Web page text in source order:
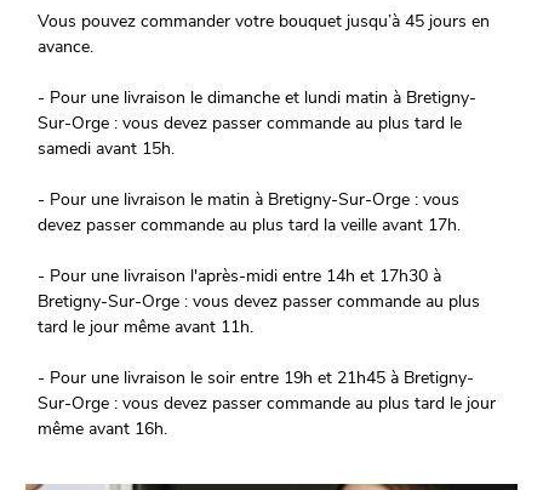
Vous pouvez commander votre bouquet jusqu’à 45 jours en
avance.
- Pour une livraison le dimanche et lundi matin à Bretigny-
Sur-Orge : vous devez passer commande au plus tard le
samedi avant 15h.
- Pour une livraison le matin à Bretigny-Sur-Orge : vous
devez passer commande au plus tard la veille avant 17h.
- Pour une livraison l'après-midi entre 14h et 17h30 à
Bretigny-Sur-Orge : vous devez passer commande au plus
tard le jour même avant 11h.
- Pour une livraison le soir entre 19h et 21h45 à Bretigny-
Sur-Orge : vous devez passer commande au plus tard le jour
même avant 16h.